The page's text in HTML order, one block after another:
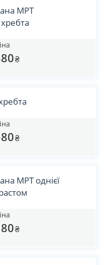
МРТ
₴
₴
МРТ однієї
₴